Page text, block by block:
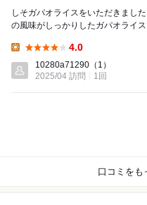
しそガパオライスをいただきました。 ガパオライス特有の癖もなく
の風味がしっかりしたガパオライ
4.0
10280a71290 （1）
2025/04 訪問
1回
口コミをも